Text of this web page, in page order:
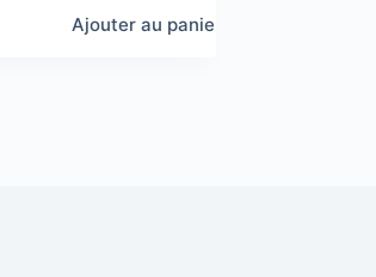
Ajouter au panier